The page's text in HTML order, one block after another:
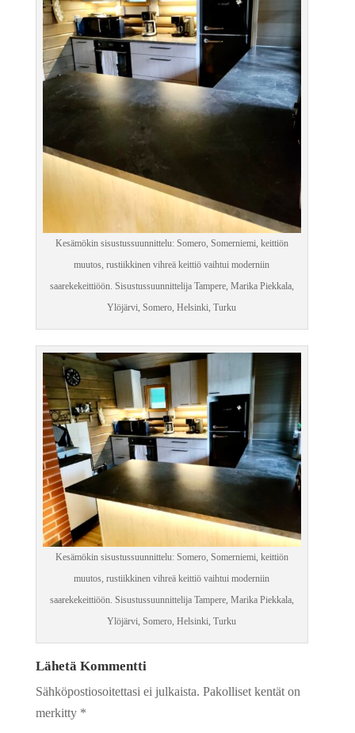
Kesämökin sisustussuunnittelu: Somero, Somerniemi, keittiön
muutos, rustiikkinen vihreä keittiö vaihtui moderniin
saarekekeittiöön. Sisustussuunnittelija Tampere, Marika Piekkala,
Ylöjärvi, Somero, Helsinki, Turku
Kesämökin sisustussuunnittelu: Somero, Somerniemi, keittiön
muutos, rustiikkinen vihreä keittiö vaihtui moderniin
saarekekeittiöön. Sisustussuunnittelija Tampere, Marika Piekkala,
Ylöjärvi, Somero, Helsinki, Turku
Lähetä Kommentti
Sähköpostiosoitettasi ei julkaista. Pakolliset kentät on
merkitty *